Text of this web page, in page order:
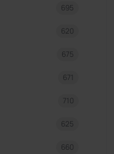
695
620
675
671
710
625
660